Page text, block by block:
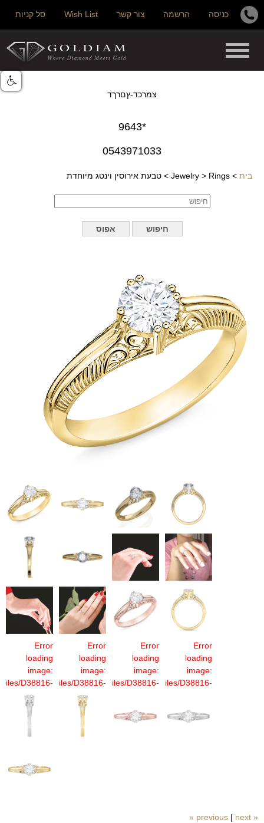
כניסה הרשמה צור קשר Wish List סל קניות
צמרכד-ץםרךד
*9643
0543971033
בית >
Jewelry > Rings
> טבעת אירוסין וינטג מיוחדת
Error
loading
image:
files/D38816-
Error
loading
image:
/sites/default/files/D38816-
1F_redgold.jpg
Error
loading
image:
/sites/default/files/D38816-
Error
loading
image:
/sites/default/files/D38816-
« previous
| next »